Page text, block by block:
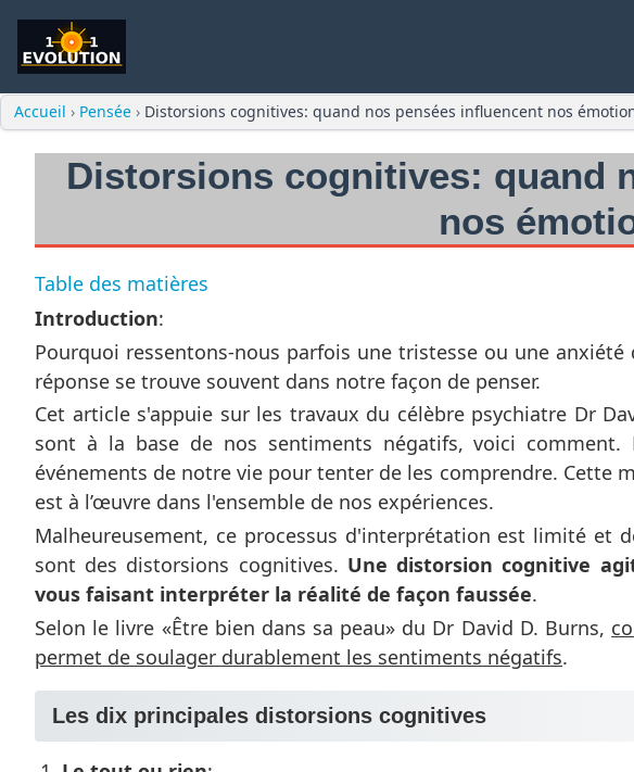
Accueil › Pensée › Distorsions cognitives: quand nos pensées influencent nos
Distorsions cognitives: quand
nos
Table des matières
Introduction:
Pourquoi ressentons-nous parfois une tristesse ou une
réponse se trouve souvent dans notre façon de penser.
Cet article s'appuie sur les travaux du célèbre psychiatre Dr
sont à la base de nos sentiments négatifs, voici
événements de notre vie pour tenter de les comprendre. Cette
est à l’œuvre dans l'ensemble de nos expériences.
Malheureusement, ce processus d'interprétation est limité et
sont des distorsions cognitives. Une distorsion cognitive
vous faisant interpréter la réalité de façon faussée.
Selon le livre «Être bien dans sa peau» du Dr David D. Burns,
permet de soulager durablement les sentiments négatifs.
Les dix principales distorsions cognitives